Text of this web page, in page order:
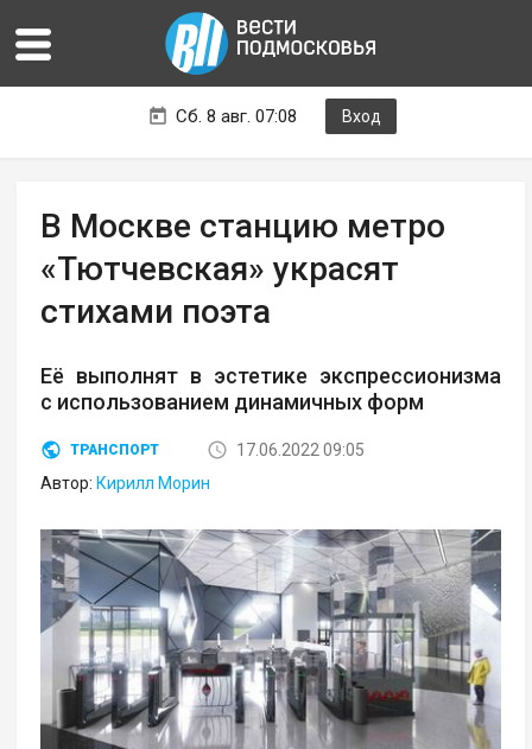
Сб. 8 авг. 07:08 Вход
В Москве станцию метро
«Тютчевская» украсят
стихами поэта
Её выполнят в эстетике экспрессионизма
с использованием динамичных форм
ТРАНСПОРТ
17.06.2022 09:05
Автор: Кирилл Морин